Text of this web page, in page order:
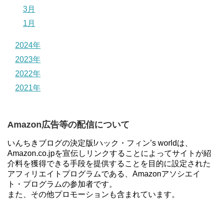
3月
1月
2024年
2023年
2022年
2021年
Amazon広告等の配信について
いんちきブログの決定版!ハック・フィン’s worldは、
Amazon.co.jpを宣伝しリンクすることによってサイトが紹
介料を獲得できる手段を提供することを目的に設定された
アフィリエイトプログラムである、Amazonアソシエイ
ト・プログラムの参加者です。
また、その他プロモーションも含まれています。